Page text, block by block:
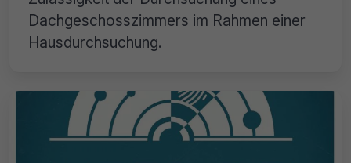
Dachgeschosszimmers im Rahmen einer
Hausdurchsuchung.